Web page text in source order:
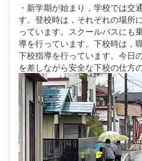
・新学期が始まり，学校では交
す。登校時は，それぞれの場所
っています。スクールバスにも
導を行っています。下校時は，
下校指導を行っています。今日
を差しながら安全な下校の仕方